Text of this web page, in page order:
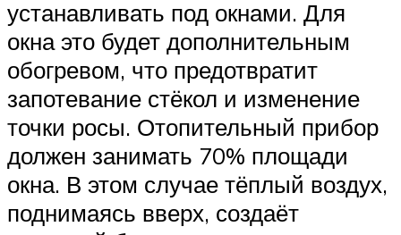
устанавливать под окнами. Для
окна это будет дополнительным
обогревом, что предотвратит
запотевание стёкол и изменение
точки росы. Отопительный прибор
должен занимать 70% площади
окна. В этом случае тёплый воздух,
поднимаясь вверх, создаёт